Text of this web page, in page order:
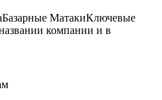
Базарные МатакиКлючевые
компании и в